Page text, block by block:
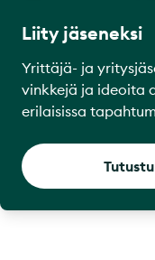
Liity jäseneksi
Yrittäjä- ja
vinkkejä ja ideoita
erilaisissa